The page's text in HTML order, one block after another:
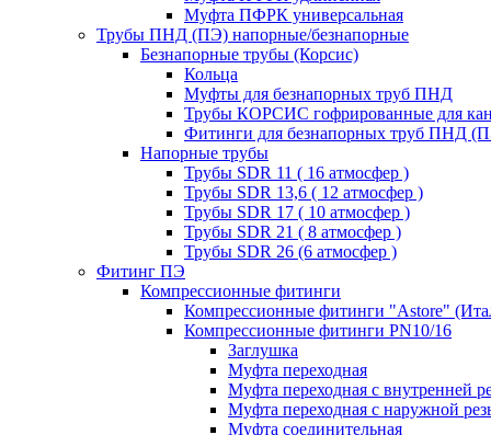
Муфта ПФРК универсальная
Трубы ПНД (ПЭ) напорные/безнапорные
Безнапорные трубы (Корсис)
Кольца
Муфты для безнапорных труб ПНД
Трубы КОРСИС гофрированные для
Фитинги для безнапорных труб ПНД
Напорные трубы
Трубы SDR 11 ( 16 атмосфер )
Трубы SDR 13,6 ( 12 атмосфер )
Трубы SDR 17 ( 10 атмосфер )
Трубы SDR 21 ( 8 атмосфер )
Трубы SDR 26 (6 атмосфер )
Фитинг ПЭ
Компрессионные фитинги
Компрессионные фитинги "Astore"
Компрессионные фитинги PN10/16
Заглушка
Муфта переходная
Муфта переходная с внутренней
Муфта переходная с наружной
Муфта соединительная